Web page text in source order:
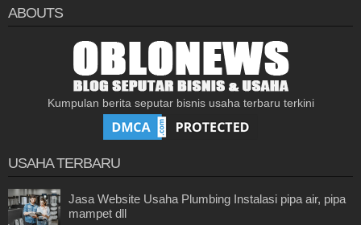
ABOUTS
Kumpulan berita seputar bisnis usaha terbaru terkini
USAHA TERBARU
Jasa Website Usaha Plumbing Instalasi pipa air, pipa
mampet dll